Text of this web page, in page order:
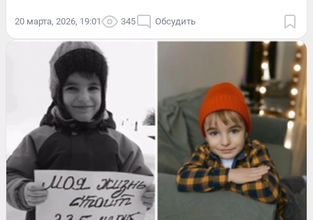
20 марта, 2026, 19:01 345 Обсудить